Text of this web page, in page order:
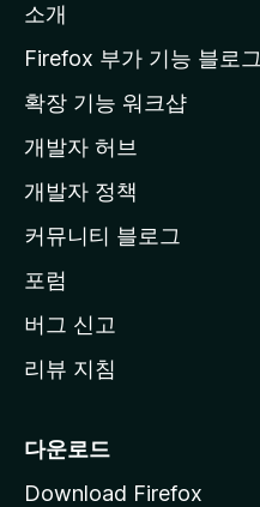
l
a
페
이
지
이
동
소개
Firefox 부가 기능 블로그
확장 기능 워크샵
개발자 허브
개발자 정책
커뮤니티 블로그
포럼
버그 신고
리뷰 지침
다운로드
Download Firefox